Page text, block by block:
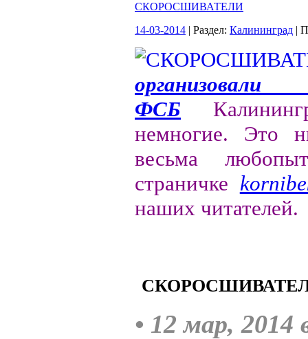
СКОРОСШИВАТЕЛИ
14-03-2014 | Раздел: Калининград |
ФСБ
немногие. Это
весьма
страничке
наших читателей.
• 12 мар, 2014